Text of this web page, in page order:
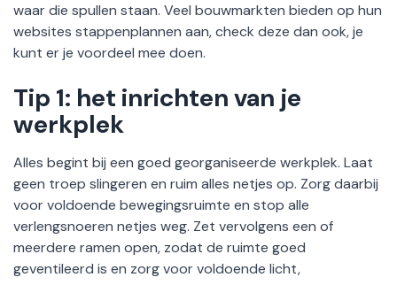
waar die spullen staan. Veel bouwmarkten bieden op hun
websites stappenplannen aan, check deze dan ook, je
kunt er je voordeel mee doen.
Tip 1: het inrichten van je
werkplek
Alles begint bij een goed georganiseerde werkplek. Laat
geen troep slingeren en ruim alles netjes op. Zorg daarbij
voor voldoende bewegingsruimte en stop alle
verlengsnoeren netjes weg. Zet vervolgens een of
meerdere ramen open, zodat de ruimte goed
geventileerd is en zorg voor voldoende licht,